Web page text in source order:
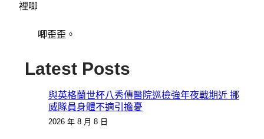
裡唧
唧歪歪。
Latest Posts
與英格蘭世杯八秀傳醫院巡檢強年夜戰期近 挪
威隊員身體不適引擔憂
2026 年 8 月 8 日